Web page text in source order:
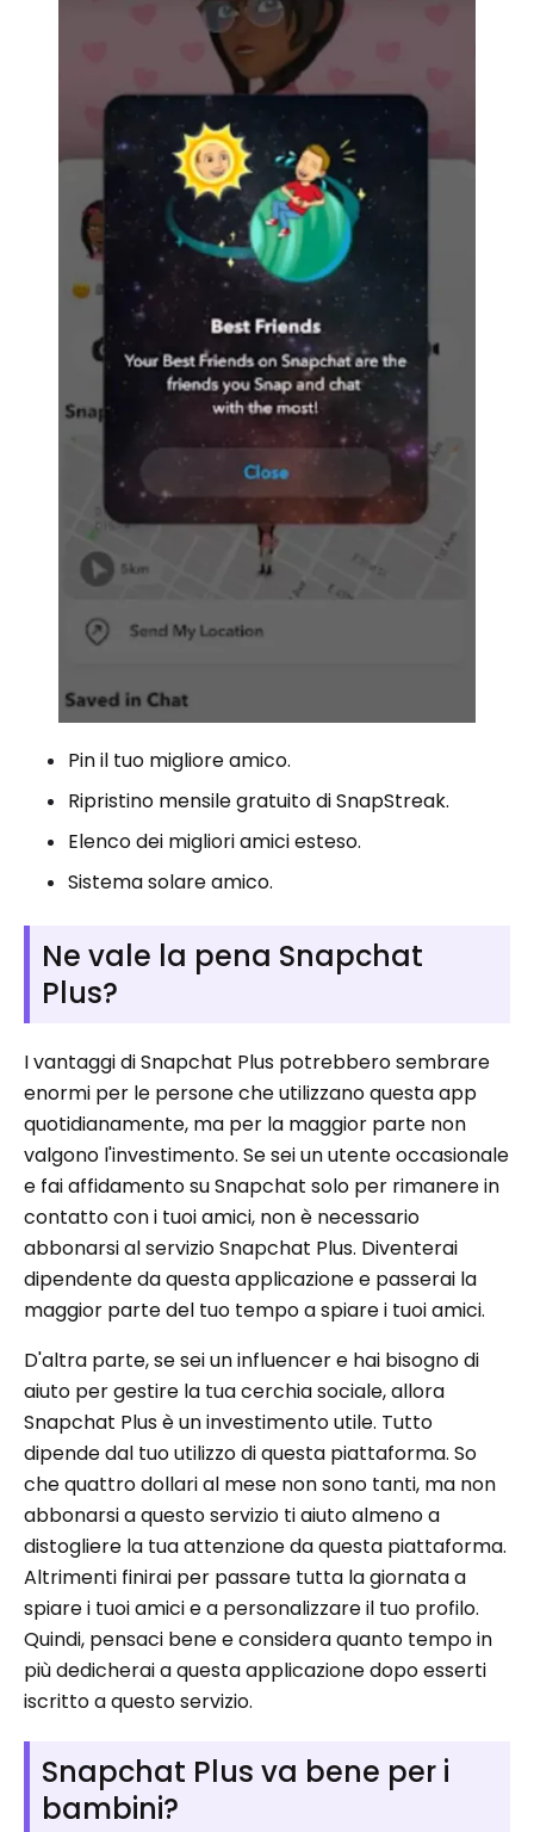
Pin il tuo migliore amico.
Ripristino mensile gratuito di SnapStreak.
Elenco dei migliori amici esteso.
Sistema solare amico.
Ne vale la pena Snapchat
Plus?
I vantaggi di Snapchat Plus potrebbero sembrare
enormi per le persone che utilizzano questa app
quotidianamente, ma per la maggior parte non
valgono l'investimento. Se sei un utente occasionale
e fai affidamento su Snapchat solo per rimanere in
contatto con i tuoi amici, non è necessario
abbonarsi al servizio Snapchat Plus. Diventerai
dipendente da questa applicazione e passerai la
maggior parte del tuo tempo a spiare i tuoi amici.
D'altra parte, se sei un influencer e hai bisogno di
aiuto per gestire la tua cerchia sociale, allora
Snapchat Plus è un investimento utile. Tutto
dipende dal tuo utilizzo di questa piattaforma. So
che quattro dollari al mese non sono tanti, ma non
abbonarsi a questo servizio ti aiuto almeno a
distogliere la tua attenzione da questa piattaforma.
Altrimenti finirai per passare tutta la giornata a
spiare i tuoi amici e a personalizzare il tuo profilo.
Quindi, pensaci bene e considera quanto tempo in
più dedicherai a questa applicazione dopo esserti
iscritto a questo servizio.
Snapchat Plus va bene per i
bambini?